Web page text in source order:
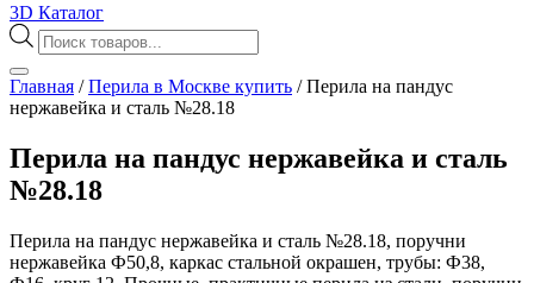
3D Каталог
Поиск
товаров
Главная /Перила в Москве купить /Перила на пандус
нержавейка и сталь №28.18
Перила на пандус нержавейка и сталь
№28.18
Перила на пандус нержавейка и сталь №28.18, поручни
нержавейка Ф50,8, каркас стальной окрашен, трубы: Ф38,